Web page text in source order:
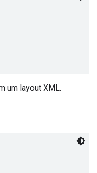
um layout XML.